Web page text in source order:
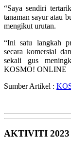
“Saya sendiri
tanaman sayur atau
mengikut urutan.
“Ini satu langkah
secara komersial
sekali gus
KOSMO! ONLINE
Sumber Artikel :
AKTIVITI 2023